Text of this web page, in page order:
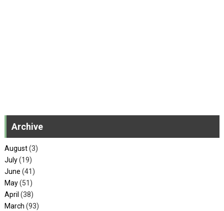
Archive
August(3)
July(19)
June (41)
May(51)
April (38)
March (93)